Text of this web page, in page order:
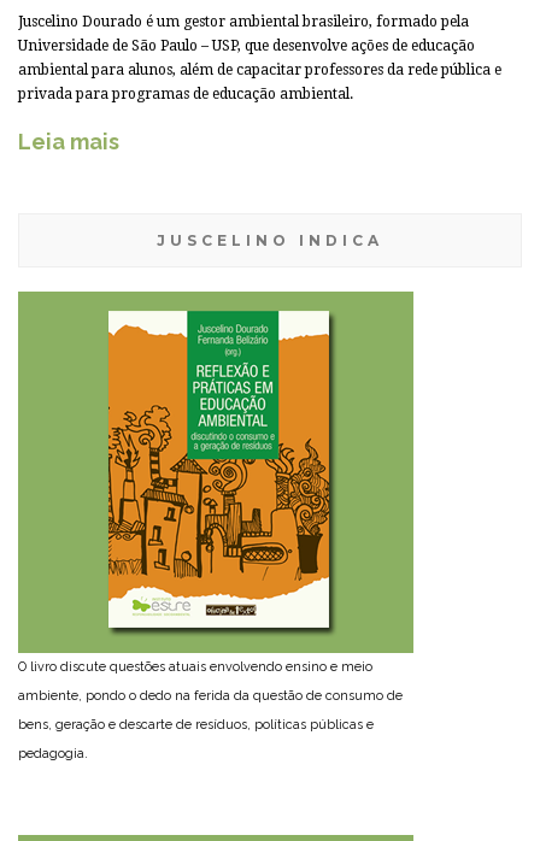
Juscelino Dourado é um gestor ambiental brasileiro, formado pela
Universidade de São Paulo – USP, que desenvolve ações de educação
ambiental para alunos, além de capacitar professores da rede pública e
privada para programas de educação ambiental.
Leia mais
JUSCELINO INDICA
O livro discute questões atuais envolvendo ensino e meio
ambiente, pondo o dedo na ferida da questão de consumo de
bens, geração e descarte de resíduos, políticas públicas e
pedagogia.